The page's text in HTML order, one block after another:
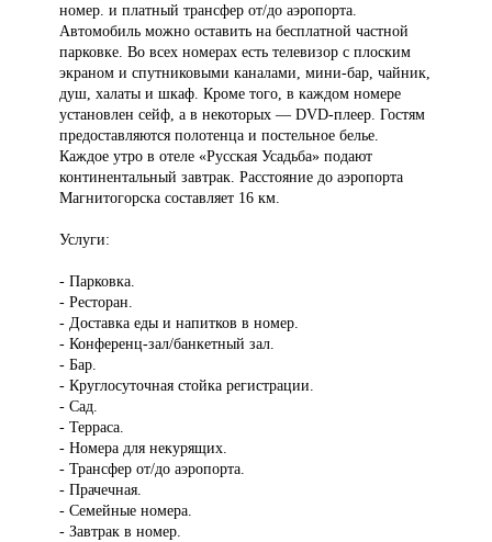
номер. и платный трансфер от/до аэропорта.
Автомобиль можно оставить на бесплатной частной
парковке. Во всех номерах есть телевизор с плоским
экраном и спутниковыми каналами, мини-бар, чайник,
душ, халаты и шкаф. Кроме того, в каждом номере
установлен сейф, а в некоторых — DVD-плеер. Гостям
предоставляются полотенца и постельное белье.
Каждое утро в отеле «Русская Усадьба» подают
континентальный завтрак. Расстояние до аэропорта
Магнитогорска составляет 16 км.
Услуги:
- Парковка.
- Ресторан.
- Доставка еды и напитков в номер.
- Конференц-зал/банкетный зал.
- Бар.
- Круглосуточная стойка регистрации.
- Сад.
- Терраса.
- Номера для некурящих.
- Трансфер от/до аэропорта.
- Прачечная.
- Семейные номера.
- Завтрак в номер.